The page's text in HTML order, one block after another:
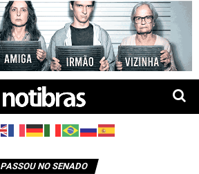
PASSOU NO SENADO